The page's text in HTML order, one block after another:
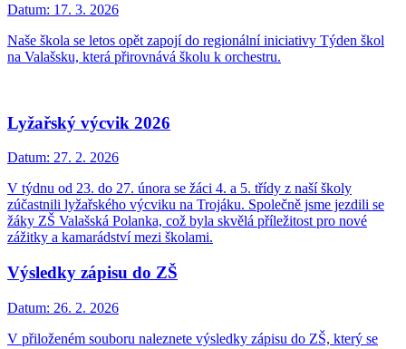
Datum: 17. 3. 2026
Naše škola se letos opět zapojí do regionální iniciativy Týden škol
na Valašsku, která přirovnává školu k orchestru.
Lyžařský výcvik 2026
Datum: 27. 2. 2026
V týdnu od 23. do 27. února se žáci 4. a 5. třídy z naší školy
zúčastnili lyžařského výcviku na Trojáku. Společně jsme jezdili se
žáky ZŠ Valašská Polanka, což byla skvělá příležitost pro nové
zážitky a kamarádství mezi školami.
Výsledky zápisu do ZŠ
Datum: 26. 2. 2026
V přiloženém souboru naleznete výsledky zápisu do ZŠ, který se